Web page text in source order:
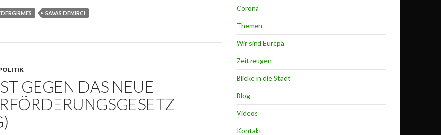
SAVAS DEMIRCI
GEGEN DAS NEUE
Corona
Themen
Wir sind Europa
Zeitzeugen
Blicke in die Stadt
Blog
Videos
Kontakt